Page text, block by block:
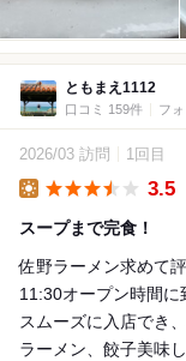
ともまえ1112
口コミ 159件 フ
2026/03 訪問 1回目
3.5
スープまで完食！
佐野ラーメン求めて
11:30オープン時間に
スムーズに入店でき
ラーメン、餃子美味